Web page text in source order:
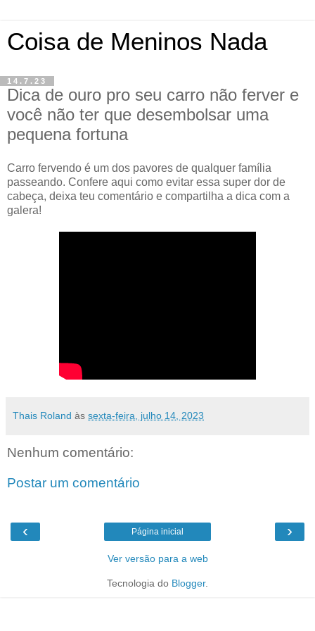
Coisa de Meninos Nada
14.7.23
Dica de ouro pro seu carro não ferver e
você não ter que desembolsar uma
pequena fortuna
Carro fervendo é um dos pavores de qualquer família
passeando. Confere aqui como evitar essa super dor de
cabeça, deixa teu comentário e compartilha a dica com a
galera!
Thais Roland às sexta-feira, julho 14, 2023
Nenhum comentário:
Postar um comentário
‹ ›
Página inicial
Ver versão para a web
Tecnologia do Blogger.